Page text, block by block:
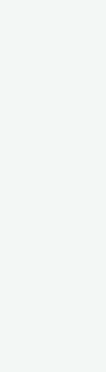
s) with a valid